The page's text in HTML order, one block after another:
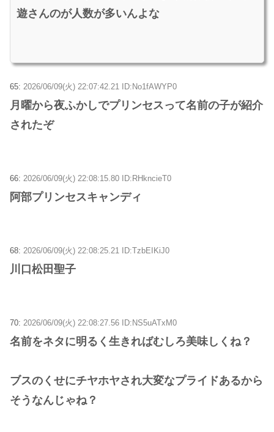
遊さんのが人数が多いんよな
65: 2026/06/09(火) 22:07:42.21 ID:No1fAWYP0
月曜から夜ふかしでプリンセスって名前の子が紹介
されたぞ
66: 2026/06/09(火) 22:08:15.80 ID:RHkncieT0
阿部プリンセスキャンディ
68: 2026/06/09(火) 22:08:25.21 ID:TzbEIKiJ0
川口松田聖子
70: 2026/06/09(火) 22:08:27.56 ID:NS5uATxM0
名前をネタに明るく生きればむしろ美味しくね？
ブスのくせにチヤホヤされ大変なプライドあるから
そうなんじゃね？